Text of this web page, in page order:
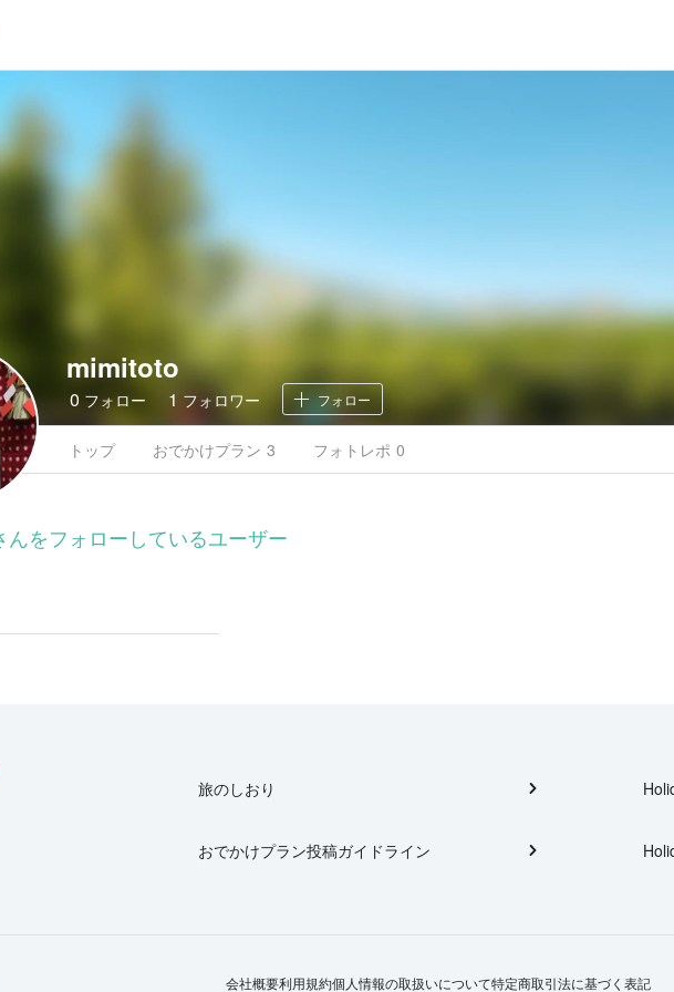
mimitoto
0 フォロー 1 フォロワー フォロー
トップ おでかけプラン 3 フォトレポ 0
んをフォローしているユーザー
旅のしおり
おでかけプラン投稿ガイドライン
会社概要利用規約個人情報の取扱いについて特定商取引法に基づく表記